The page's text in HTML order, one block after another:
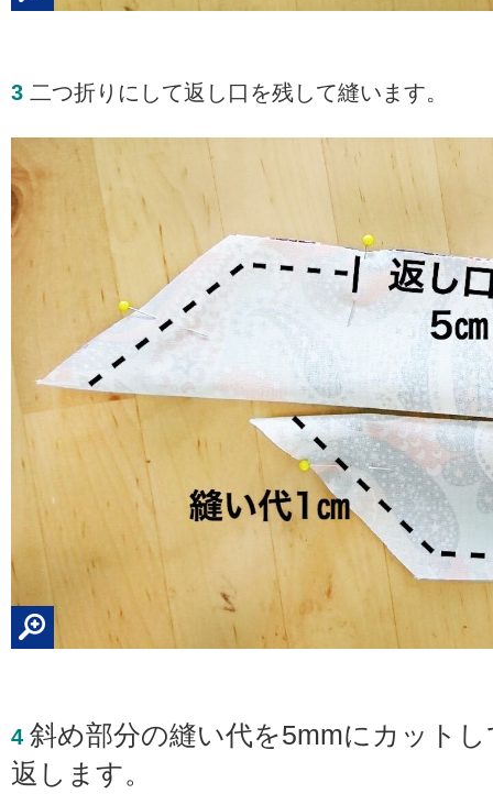
3 二つ折りにして返し口を残して縫います。
4 斜め部分の縫い代を5mmにカット
返します。